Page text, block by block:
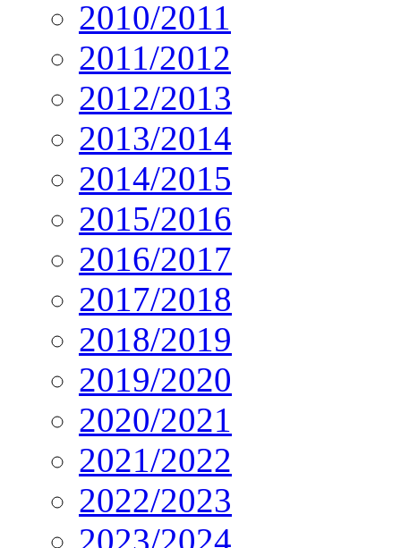
2010/2011
2011/2012
2012/2013
2013/2014
2014/2015
2015/2016
2016/2017
2017/2018
2018/2019
2019/2020
2020/2021
2021/2022
2022/2023